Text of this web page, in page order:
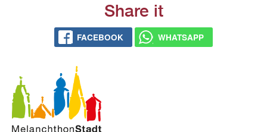
Share it
FACEBOOK WHATSAPP